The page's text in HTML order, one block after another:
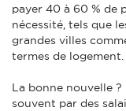
payer 40 à 60 % de
nécessité, tels que
grandes villes
termes de logement.
La bonne nouvelle
souvent par des